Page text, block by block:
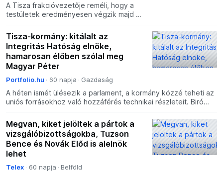
A Tisza frakcióvezetője reméli, hogy a
testületek eredményesen végzik majd a
Tisza-kormány: kitálalt az
Integritás Hatóság elnöke,
hamarosan élőben szólal meg
Magyar Péter
Portfolio.hu 60 napja Gazdaság
A héten ismét ülésezik a parlament, a kormány közzé teheti az
uniós forrásokhoz való hozzáférés technikai részleteit. Biró
Megvan, kiket jelöltek a pártok a
vizsgálóbizottságokba, Tuzson
Bence és Novák Előd is alelnök
lehet
Telex 60 napja Belföld